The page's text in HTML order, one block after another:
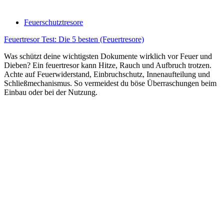
Feuerschutztresore
Feuertresor Test: Die 5 besten (Feuertresore)
Was schützt deine wichtigsten Dokumente wirklich vor Feuer und
Dieben? Ein feuertresor kann Hitze, Rauch und Aufbruch trotzen.
Achte auf Feuerwiderstand, Einbruchschutz, Innenaufteilung und
Schließmechanismus. So vermeidest du böse Überraschungen beim
Einbau oder bei der Nutzung.